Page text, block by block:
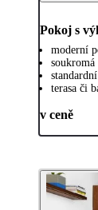
Pokoj s
moderní
soukromá
terasa či
v ceně